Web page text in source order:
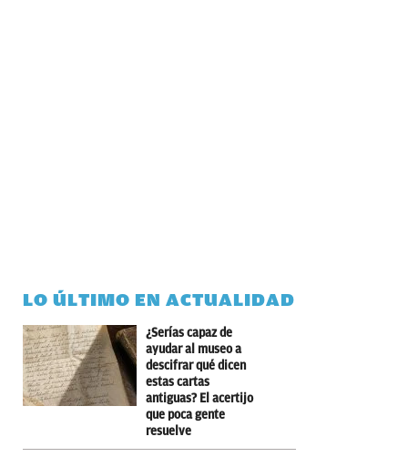
LO ÚLTIMO EN ACTUALIDAD
¿Serías capaz de
ayudar al museo a
descifrar qué dicen
estas cartas
antiguas? El acertijo
que poca gente
resuelve